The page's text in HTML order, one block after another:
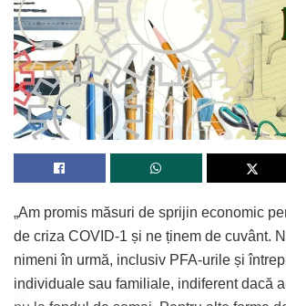
„Am promis măsuri de sprijin economic
de criza COVID-1 și ne ținem de cuvânt.
nimeni în urmă, inclusiv PFA-urile și
individuale sau familiale, indiferent dacă